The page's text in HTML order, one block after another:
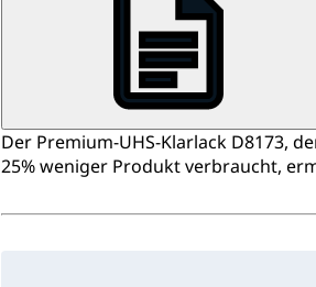
Der Premium‑UHS‑Klarlack D8173,
25% weniger Produkt verbraucht,